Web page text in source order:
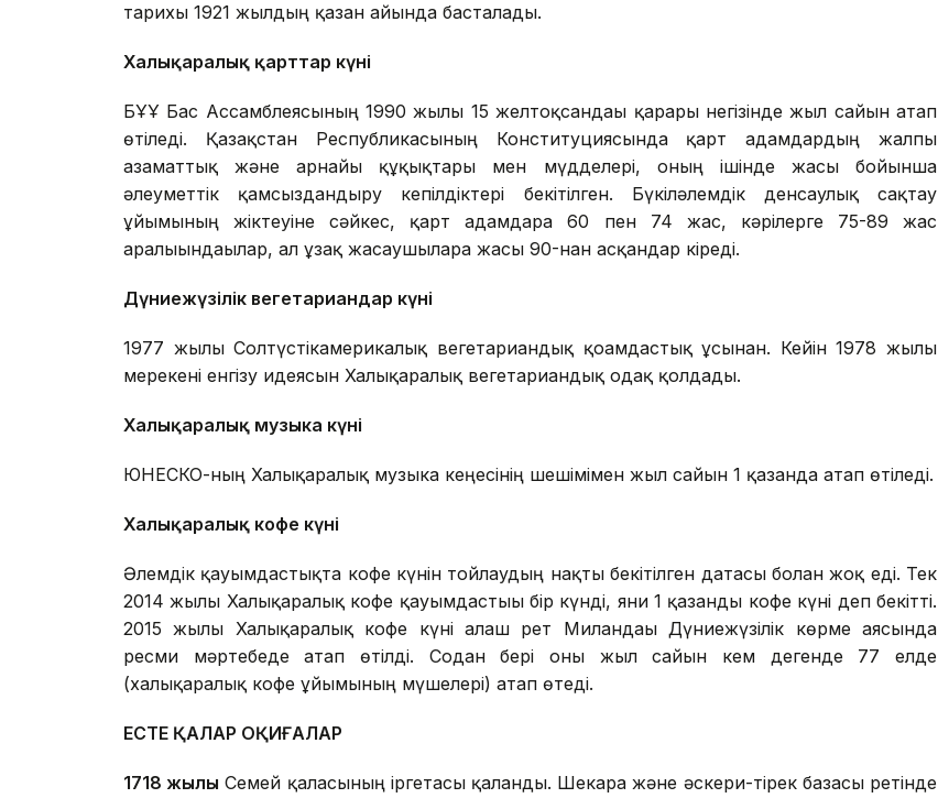
тарихы 1921 жылдың қазан айында басталады.
Халықаралық қарттар күні
БҰҰ Бас Ассамблеясының 1990 жылғы 15 желтоқсандағы қарары негізінде жыл сайын атап
өтіледі. Қазақстан Республикасының Конституциясында қарт адамдардың жалпы
азаматтық және арнайы құқықтары мен мүдделері, оның ішінде жасы бойынша
әлеуметтік қамсыздандыру кепілдіктері бекітілген. Бүкіләлемдік денсаулық сақтау
ұйымының жіктеуіне сәйкес, қарт адамдарға 60 пен 74 жас, кәрілерге 75-89 жас
аралығындағылар, ал ұзақ жасаушыларға жасы 90-нан асқандар кіреді.
Дүниежүзілік вегетариандар күні
1977 жылы Солтүстікамерикалық вегетариандық қоғамдастық ұсынған. Кейін 1978 жылы
мерекені енгізу идеясын Халықаралық вегетариандық одақ қолдады.
Халықаралық музыка күні
ЮНЕСКО-ның Халықаралық музыка кеңесінің шешімімен жыл сайын 1 қазанда атап өтіледі.
Халықаралық кофе күні
Әлемдік қауымдастықта кофе күнін тойлаудың нақты бекітілген датасы болған жоқ еді. Тек
2014 жылы Халықаралық кофе қауымдастығы бір күнді, яғни 1 қазанды кофе күні деп бекітті.
2015 жылы Халықаралық кофе күні алғаш рет Миландағы Дүниежүзілік көрме аясында
ресми мәртебеде атап өтілді. Содан бері оны жыл сайын кем дегенде 77 елде
(халықаралық кофе ұйымының мүшелері) атап өтеді.
ЕСТЕ ҚАЛАР ОҚИҒАЛАР
1718 жылы Семей қаласының іргетасы қаланды. Шекара және әскери-тірек базасы ретінде